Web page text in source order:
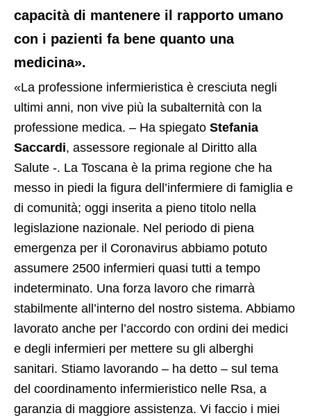
capacità di mantenere il rapporto umano
con i pazienti fa bene quanto una
medicina».
«La professione infermieristica è cresciuta negli
ultimi anni, non vive più la subalternità con la
professione medica. – Ha spiegato Stefania
Saccardi, assessore regionale al Diritto alla
Salute -. La Toscana è la prima regione che ha
messo in piedi la figura dell’infermiere di famiglia e
di comunità; oggi inserita a pieno titolo nella
legislazione nazionale. Nel periodo di piena
emergenza per il Coronavirus abbiamo potuto
assumere 2500 infermieri quasi tutti a tempo
indeterminato. Una forza lavoro che rimarrà
stabilmente all’interno del nostro sistema. Abbiamo
lavorato anche per l’accordo con ordini dei medici
e degli infermieri per mettere su gli alberghi
sanitari. Stiamo lavorando – ha detto – sul tema
del coordinamento infermieristico nelle Rsa, a
garanzia di maggiore assistenza. Vi faccio i miei